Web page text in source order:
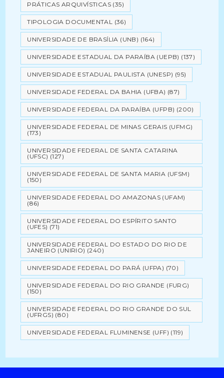
PRÁTICAS ARQUIVÍSTICAS (35)
TIPOLOGIA DOCUMENTAL (36)
UNIVERSIDADE DE BRASÍLIA (UNB) (164)
UNIVERSIDADE ESTADUAL DA PARAÍBA (UEPB) (137)
UNIVERSIDADE ESTADUAL PAULISTA (UNESP) (95)
UNIVERSIDADE FEDERAL DA BAHIA (UFBA) (87)
UNIVERSIDADE FEDERAL DA PARAÍBA (UFPB) (200)
UNIVERSIDADE FEDERAL DE MINAS GERAIS (UFMG)
(173)
UNIVERSIDADE FEDERAL DE SANTA CATARINA
(UFSC) (127)
UNIVERSIDADE FEDERAL DE SANTA MARIA (UFSM)
(150)
UNIVERSIDADE FEDERAL DO AMAZONAS (UFAM)
(86)
UNIVERSIDADE FEDERAL DO ESPÍRITO SANTO
(UFES) (71)
UNIVERSIDADE FEDERAL DO ESTADO DO RIO DE
JANEIRO (UNIRIO) (240)
UNIVERSIDADE FEDERAL DO PARÁ (UFPA) (70)
UNIVERSIDADE FEDERAL DO RIO GRANDE (FURG)
(150)
UNIVERSIDADE FEDERAL DO RIO GRANDE DO SUL
(UFRGS) (80)
UNIVERSIDADE FEDERAL FLUMINENSE (UFF) (119)